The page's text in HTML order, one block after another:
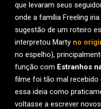
que levaram seus
onde a família Freeling
sugestão de um roteiro
interpretou Marty no
no espelho),
função com Estranhos
filme foi tão mal
essa ideia como
voltasse a escrever